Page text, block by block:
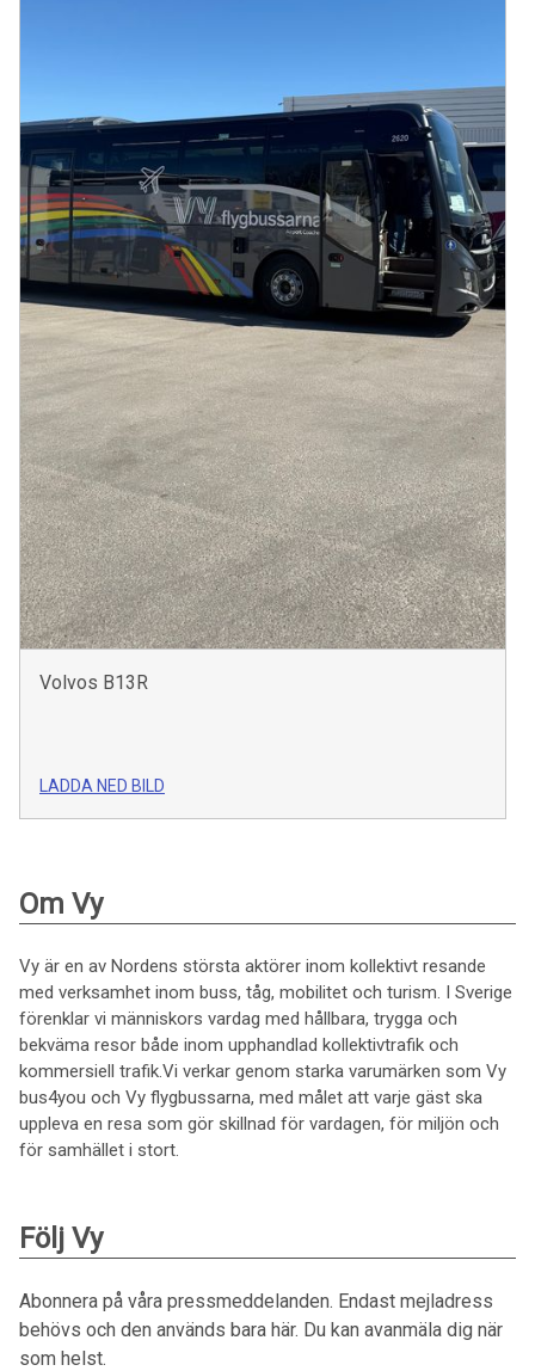
Volvos B13R
LADDA NED BILD
Om Vy
Vy är en av Nordens största aktörer inom kollektivt resande
med verksamhet inom buss, tåg, mobilitet och turism. I Sverige
förenklar vi människors vardag med hållbara, trygga och
bekväma resor både inom upphandlad kollektivtrafik och
kommersiell trafik.Vi verkar genom starka varumärken som Vy
bus4you och Vy flygbussarna, med målet att varje gäst ska
uppleva en resa som gör skillnad för vardagen, för miljön och
för samhället i stort.
Följ Vy
Abonnera på våra pressmeddelanden. Endast mejladress
behövs och den används bara här. Du kan avanmäla dig när
som helst.